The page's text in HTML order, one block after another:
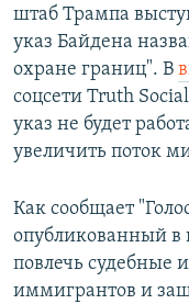
штаб Трампа
указ Байдена
охране границ". В
соцсети Truth
указ не будет
увеличить поток
Как сообщает
опубликованный
повлечь судебные
иммигрантов и